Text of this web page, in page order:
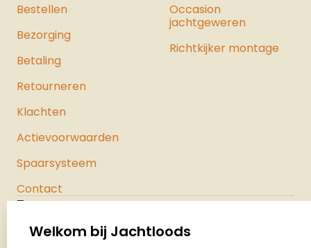
Bestellen
Bezorging
Betaling
Retourneren
Klachten
Actievoorwaarden
Spaarsysteem
Contact
Occasion
jachtgeweren
Richtkijker montage
Palenrij 1
Welkom bij Jachtloods